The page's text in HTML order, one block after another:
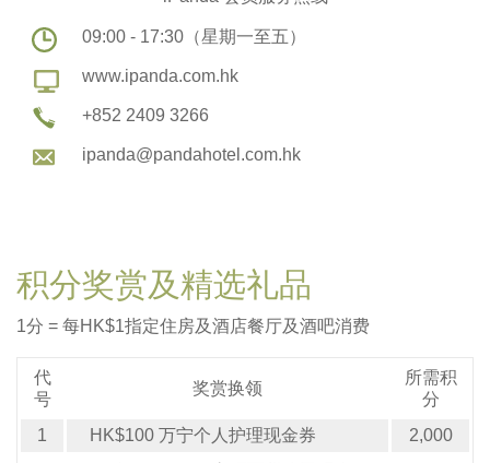
09:00 - 17:30（星期一至五）
www.ipanda.com.hk
+852 2409 3266
ipanda@pandahotel.com.hk
积分奖赏及精选礼品
1分 = 每HK$1指定住房及酒店餐厅及酒吧消费
代
号
奖赏换领
所需积
分
1
HK$100 万宁个人护理现金券 2,000